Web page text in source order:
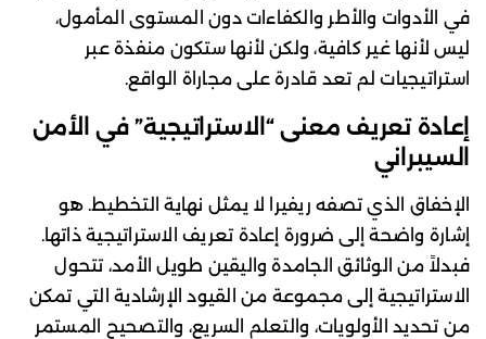
في الأدوات والأطر والكفاءات دون المستوى المأمول،
ليس لأنها غير كافية، ولكن لأنها ستكون منفذة عبر
استراتيجيات لم تعد قادرة على مجاراة الواقع.
إعادة تعريف معنى “الاستراتيجية” في الأمن
السيبراني
الإخفاق الذي تصفه ريفيرا لا يمثل نهاية التخطيط. هو
إشارة واضحة إلى ضرورة إعادة تعريف الاستراتيجية ذاتها.
فبدلاً من الوثائق الجامدة واليقين طويل الأمد، تتحول
الاستراتيجية إلى مجموعة من القيود الإرشادية التي تمكن
من تحديد الأولويات، والتعلم السريع، والتصحيح المستمر